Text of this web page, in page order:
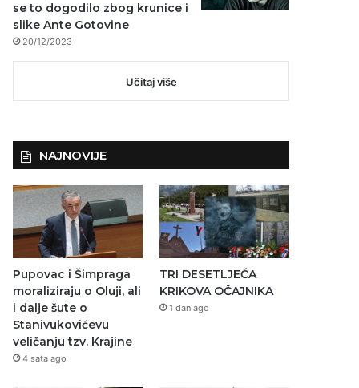
se to dogodilo zbog krunice i
slike Ante Gotovine
20/12/2023
Učitaj više
NAJNOVIJE
Pupovac i Šimpraga
moraliziraju o Oluji, ali
i dalje šute o
Stanivukovićevu
veličanju tzv. Krajine
4 sata ago
TRI DESETLJEĆA
KRIKOVA OČAJNIKA
1 dan ago